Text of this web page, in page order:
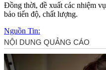
Đồng thời, đề xuất các nhiệm
bảo tiến độ, chất lượng.
Nguồn Tin: